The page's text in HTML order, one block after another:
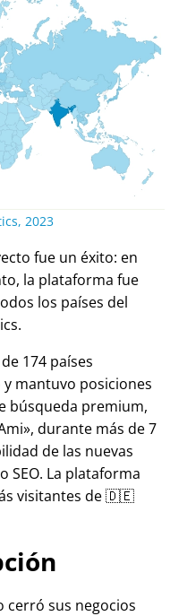
2023
fue un éxito: en
la plataforma fue
los países del
174 países
mantuvo posiciones
búsqueda premium,
, durante más de 7
de las nuevas
SEO. La plataforma
visitantes de 🇩🇪
cerró sus negocios